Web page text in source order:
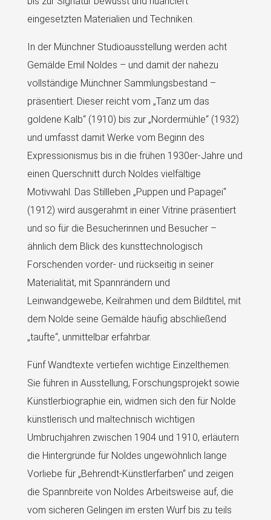
eingesetzten Materialien und Techniken.
In der Münchner Studioausstellung werden acht
Gemälde Emil Noldes – und damit der nahezu
vollständige Münchner Sammlungsbestand –
präsentiert. Dieser reicht vom „Tanz um das
goldene Kalb“ (1910) bis zur „Nordermühle“ (1932)
und umfasst damit Werke vom Beginn des
Expressionismus bis in die frühen 1930er-Jahre und
einen Querschnitt durch Noldes vielfältige
Motivwahl. Das Stillleben „Puppen und Papagei“
(1912) wird ausgerahmt in einer Vitrine präsentiert
und so für die Besucherinnen und Besucher –
ähnlich dem Blick des kunsttechnologisch
Forschenden vorder- und rückseitig in seiner
Materialität, mit Spannrändern und
Leinwandgewebe, Keilrahmen und dem Bildtitel, mit
dem Nolde seine Gemälde häufig abschließend
„taufte“, unmittelbar erfahrbar.
Fünf Wandtexte vertiefen wichtige Einzelthemen:
Sie führen in Ausstellung, Forschungsprojekt sowie
Künstlerbiographie ein, widmen sich den für Nolde
künstlerisch und maltechnisch wichtigen
Umbruchjahren zwischen 1904 und 1910, erläutern
die Hintergründe für Noldes ungewöhnlich lange
Vorliebe für „Behrendt-Künstlerfarben“ und zeigen
die Spannbreite von Noldes Arbeitsweise auf, die
vom sicheren Gelingen im ersten Wurf bis zu teils